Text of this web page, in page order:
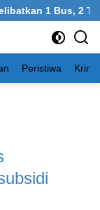
1 Bus, 2 Truk,
Peristiwa